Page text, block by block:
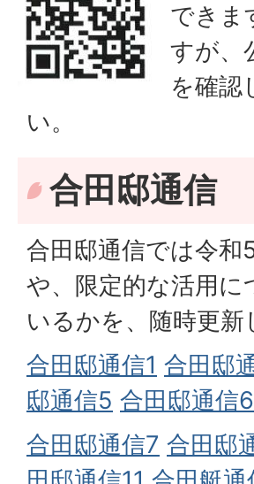
できま
すが、
を確認
い。
合田邸通信
合田邸通信では令和
や、限定的な活用
いるかを、随時更新
合田邸通信1 合田邸
邸通信5 合田邸通信6
合田邸通信7 合田邸